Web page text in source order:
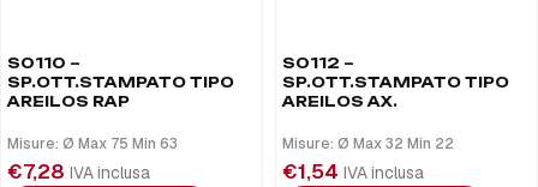
S0110 –
SP.OTT.STAMPATO TIPO
AREILOS RAP
Misure: Ø Max 75 Min 63
€7,28 IVA inclusa
S0112 –
SP.OTT.STAMPATO TIPO
AREILOS AX.
Misure: Ø Max 32 Min 22
€1,54 IVA inclusa